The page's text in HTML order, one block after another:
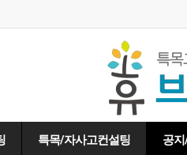
특목/자사고컨설팅 공